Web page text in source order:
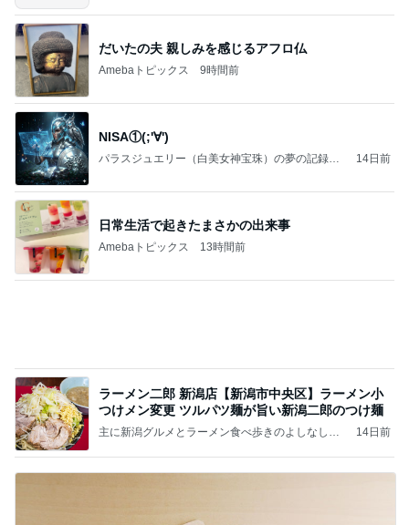
だいたの夫 親しみを感じるアフロ仏
Amebaトピックス 9時間前
NISA①(;'∀')
パラスジュエリー（白美女神宝珠）の夢の記録
14日前
日常生活で起きたまさかの出来事
Amebaトピックス 13時間前
ラーメン二郎 新潟店【新潟市中央区】ラーメン小
つけメン変更 ツルパツ麺が旨い新潟二郎のつけ麺
主に新潟グルメとラーメン食べ歩きのよしなしご
14日前